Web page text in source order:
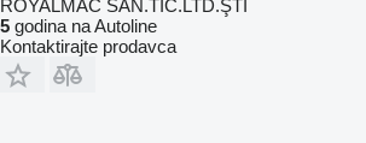
ROYALMAC SAN.TİC.LTD.ŞTİ
5 godina na Autoline
Kontaktirajte prodavca